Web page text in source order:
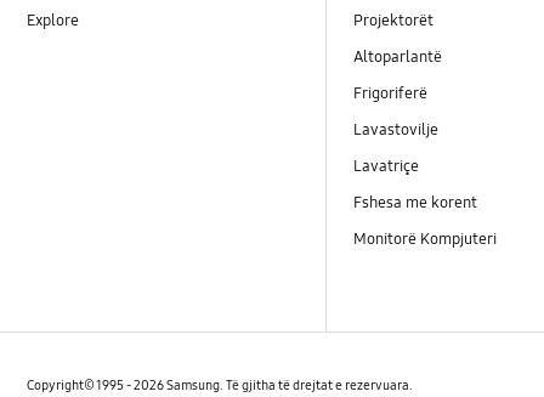
Explore
Projektorët
Altoparlantë
Frigoriferë
Lavastovilje
Lavatriçe
Fshesa me korent
Monitorë Kompjuteri
Copyright© 1995 - 2026 Samsung. Të gjitha të drejtat e rezervuara.